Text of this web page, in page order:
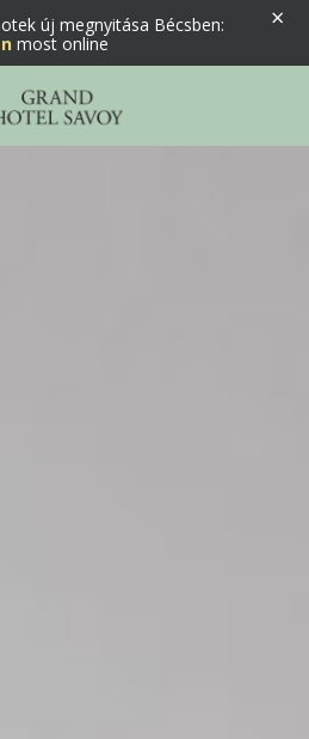
×
új megnyitása Bécsben:
most online